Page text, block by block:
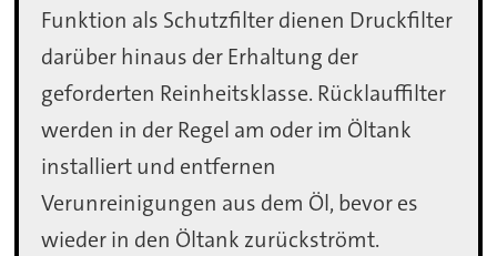
Funktion als Schutzfilter dienen Druckfilter
darüber hinaus der Erhaltung der
geforderten Reinheitsklasse. Rücklauffilter
werden in der Regel am oder im Öltank
installiert und entfernen
Verunreinigungen aus dem Öl, bevor es
wieder in den Öltank zurückströmt.